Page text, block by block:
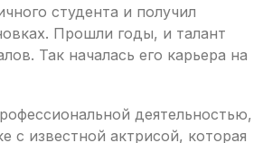
студента и получил
Прошли годы, и талант
Так началась его карьера на
деятельностью,
с известной актрисой, которая